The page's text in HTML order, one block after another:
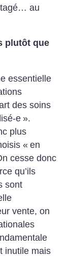
au
plutôt que
essentielle
des soins
e ».
plus
« en
cesse donc
qu’ils
sont
vente, on
inutile mais